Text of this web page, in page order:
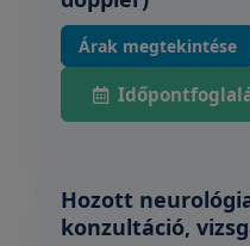
Árak megtekintése
Hozott
konzultáció,